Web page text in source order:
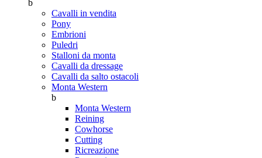
b
Cavalli in vendita
Pony
Embrioni
Puledri
Stalloni da monta
Cavalli da dressage
Cavalli da salto ostacoli
Monta Western
b
Monta Western
Reining
Cowhorse
Cutting
Ricreazione